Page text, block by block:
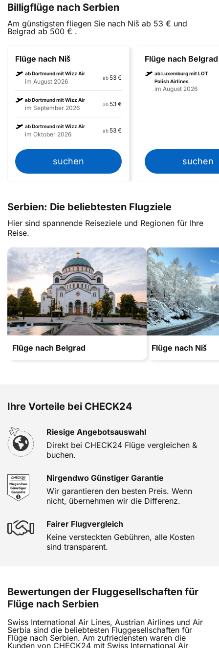
Billigflüge nach Serbien
Am günstigsten fliegen Sie nach Niš ab 53 € und
Belgrad ab 500 € .
Flüge nach Niš
ab Dortmund mit Wizz Air
im August 2026
ab 53 €
ab Dortmund mit Wizz Air
im September 2026
ab 53 €
ab Dortmund mit Wizz Air
im Oktober 2026
ab 53 €
suchen
Flüge nach Belgrad
ab Luxemburg mit LOT
Polish Airlines
im August 2026
suchen
Serbien: Die beliebtesten Flugziele
Hier sind spannende Reiseziele und Regionen für Ihre
Reise.
Flüge nach Belgrad Flüge nach Niš
Ihre Vorteile bei CHECK24
Riesige Angebotsauswahl
Direkt bei CHECK24 Flüge vergleichen &
buchen.
Nirgendwo Günstiger Garantie
Wir garantieren den besten Preis. Wenn
nicht, übernehmen wir die Differenz.
Fairer Flugvergleich
Keine versteckten Gebühren, alle Kosten
sind transparent.
Bewertungen der Fluggesellschaften für
Flüge nach Serbien
Swiss International Air Lines, Austrian Airlines und Air
Serbia sind die beliebtesten Fluggesellschaften für
Flüge nach Serbien. Am zufriedensten waren die
Kunden von CHECK24 mit Swiss International Air